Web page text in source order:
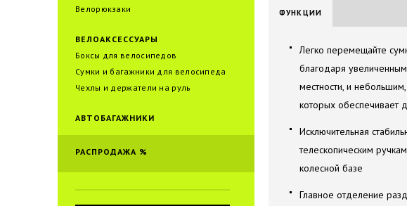
Велорюкзаки
ВЕЛОАКСЕССУАРЫ
Боксы для велосипедов
Сумки и багажники для велоcипеда
Чехлы и держатели на руль
АВТОБАГАЖНИКИ
РАСПРОДАЖА %
ФУНКЦИИ
Легко перемещайте
благодаря
местности, и
которых обеспечивает
Исключительная
телескопическим
колесной базе
Главное отделение